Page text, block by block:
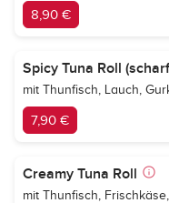
8,90 €
Spicy Tuna Roll
mit Thunfisch, Lauch,
7,90 €
Creamy Tuna Roll
mit Thunfisch,